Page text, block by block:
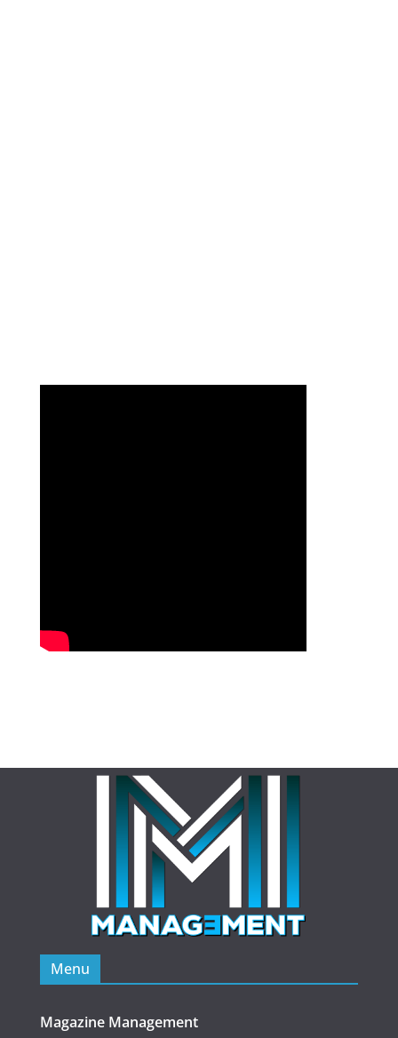
Menu
Magazine Management